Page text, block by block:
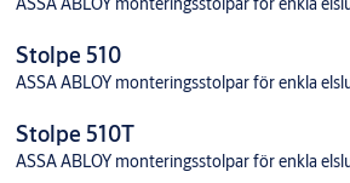
Stolpe 510
ASSA ABLOY monteringsstolpar för enkla
Stolpe 510T
ASSA ABLOY monteringsstolpar för enkla